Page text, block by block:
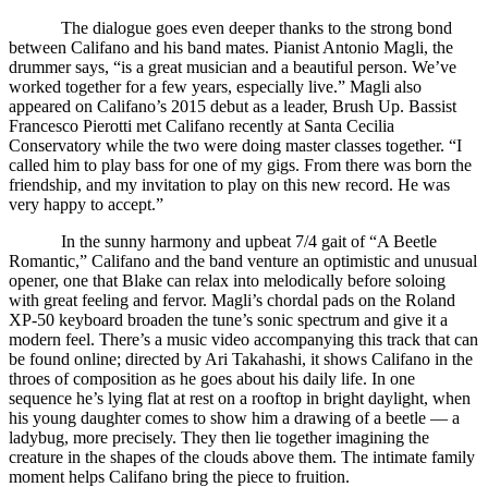
The dialogue goes even deeper thanks to the strong bond
between Califano and his band mates. Pianist Antonio Magli, the
drummer says, “is a great musician and a beautiful person. We’ve
worked together for a few years, especially live.” Magli also
appeared on Califano’s 2015 debut as a leader, Brush Up. Bassist
Francesco Pierotti met Califano recently at Santa Cecilia
Conservatory while the two were doing master classes together. “I
called him to play bass for one of my gigs. From there was born the
friendship, and my invitation to play on this new record. He was
very happy to accept.”
In the sunny harmony and upbeat 7/4 gait of “A Beetle
Romantic,” Califano and the band venture an optimistic and unusual
opener, one that Blake can relax into melodically before soloing
with great feeling and fervor. Magli’s chordal pads on the Roland
XP-50 keyboard broaden the tune’s sonic spectrum and give it a
modern feel. There’s a music video accompanying this track that can
be found online; directed by Ari Takahashi, it shows Califano in the
throes of composition as he goes about his daily life. In one
sequence he’s lying flat at rest on a rooftop in bright daylight, when
his young daughter comes to show him a drawing of a beetle — a
ladybug, more precisely. They then lie together imagining the
creature in the shapes of the clouds above them. The intimate family
moment helps Califano bring the piece to fruition.